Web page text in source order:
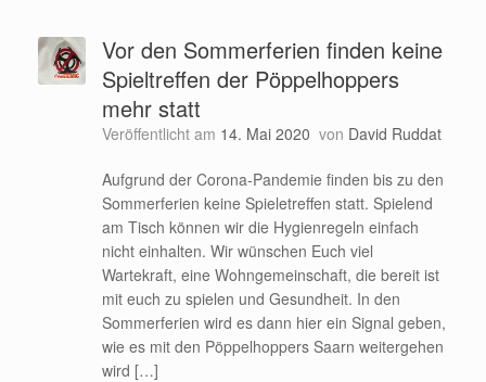
Vor den Sommerferien finden keine
Spieltreffen der Pöppelhoppers
mehr statt
Veröffentlicht am 14. Mai 2020 von David Ruddat
Aufgrund der Corona-Pandemie finden bis zu den
Sommerferien keine Spieletreffen statt. Spielend
am Tisch können wir die Hygienregeln einfach
nicht einhalten. Wir wünschen Euch viel
Wartekraft, eine Wohngemeinschaft, die bereit ist
mit euch zu spielen und Gesundheit. In den
Sommerferien wird es dann hier ein Signal geben,
wie es mit den Pöppelhoppers Saarn weitergehen
wird […]